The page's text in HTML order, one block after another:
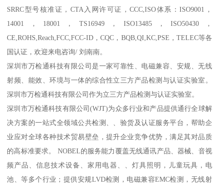
SRRC型号核准证，CTA入网许可证，CCC,ISO体系：ISO9001，
14001，18001，TS16949，ISO13485，ISO50430，
CE,ROHS,Reach,FCC,FCC-ID，CQC，BQB,QI,KC,PSE，TELEC等各
国认证，欢迎来电咨询/ 刘南南。
深圳市万检通科技有限公司是一家可靠性、电磁兼容、安规、无线
射频、能效、环境与一体的综合性立三方产品检测与认证实验室。
深圳市万检通科技有限公司作为立三方产品检测与认证实验室。
深圳市万检通科技有限公司(WJT)为众多行业和产品提供通行全球解
决方案的一站式全领域公共检测、、验货及认证服务平台，帮助企
业应对全球各种技术贸易壁垒，提升企业竞争优势，满足其对品质
的高标准要求。 NOBEL的服务能力覆盖无线通讯产品、器械、音视
频产品、信息技术设备、家用电器、、灯具照明，儿童玩具，电
池、等多个行业；提供安规LVD检测，电磁兼容EMC检测，无线射